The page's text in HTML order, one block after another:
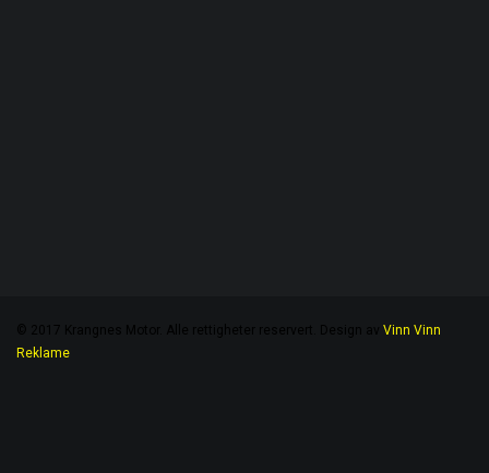
© 2017 Krangnes Motor. Alle rettigheter reservert. Design av Vinn Vinn
Reklame